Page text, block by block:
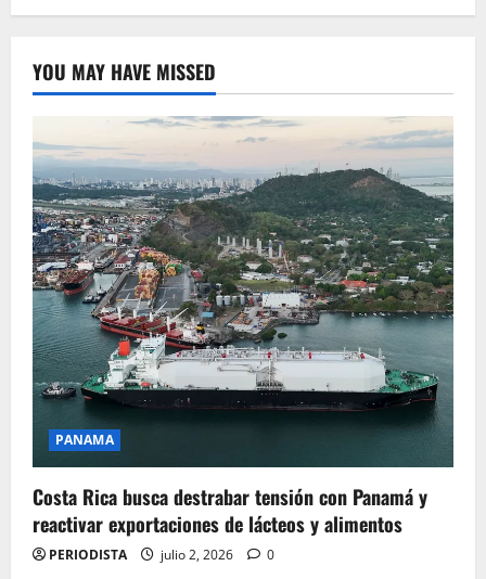
YOU MAY HAVE MISSED
PANAMA
Costa Rica busca destrabar tensión con Panamá y
reactivar exportaciones de lácteos y alimentos
PERIODISTA julio 2, 2026 0